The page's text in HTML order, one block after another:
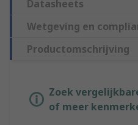
Datasheets
Wetgeving en
Productomschrijving
Zoek
of meer